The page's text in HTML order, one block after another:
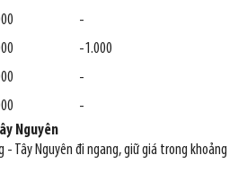
-
-1.000
-
-
Nguyên
- Tây Nguyên đi ngang, giữ giá trong khoảng